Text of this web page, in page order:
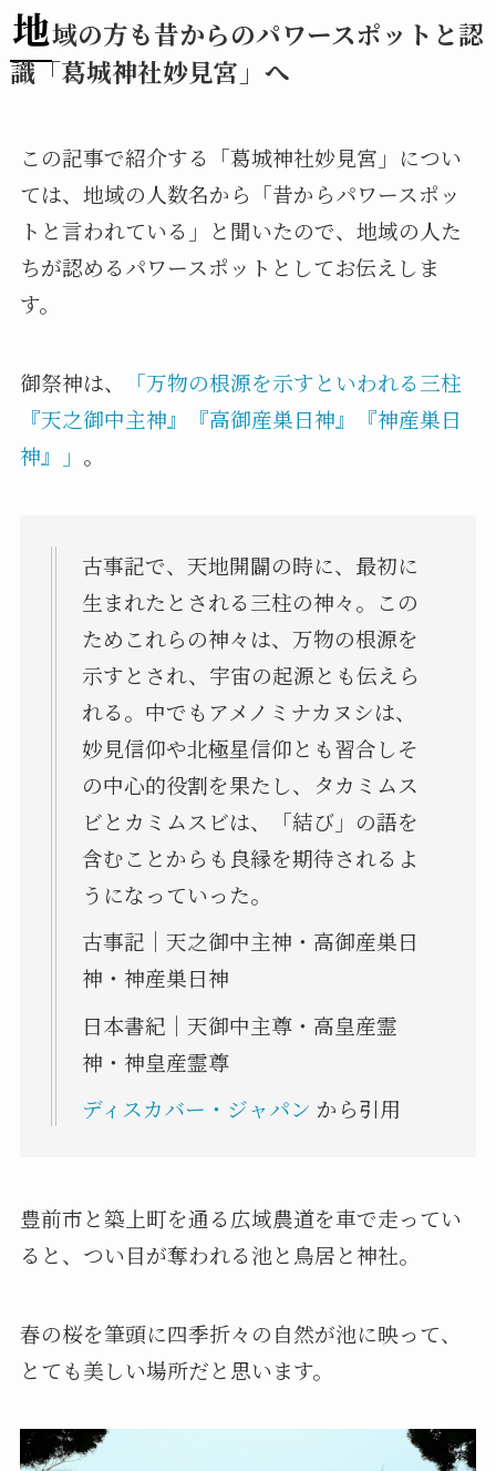
地域の方も昔からのパワースポットと認
識「葛城神社妙見宮」へ
この記事で紹介する「葛城神社妙見宮」につい
ては、地域の人数名から「昔からパワースポッ
トと言われている」と聞いたので、地域の人た
ちが認めるパワースポットとしてお伝えしま
す。
御祭神は、
「万物の根源を示すといわれる三柱
『天之御中主神』『高御産巣日神』『神産巣日
神』」 。
古事記で、天地開闢の時に、最初に
生まれたとされる三柱の神々。この
ためこれらの神々は、万物の根源を
示すとされ、宇宙の起源とも伝えら
れる。中でもアメノミナカヌシは、
妙見信仰や北極星信仰とも習合しそ
の中心的役割を果たし、タカミムス
ビとカミムスビは、「結び」の語を
含むことからも良縁を期待されるよ
うになっていった。
古事記｜天之御中主神・高御産巣日
神・神産巣日神
日本書紀｜天御中主尊・高皇産霊
神・神皇産霊尊
ディスカバー・ジャパン から引用
豊前市と築上町を通る広域農道を車で走ってい
ると、つい目が奪われる池と鳥居と神社。
春の桜を筆頭に四季折々の自然が池に映って、
とても美しい場所だと思います。